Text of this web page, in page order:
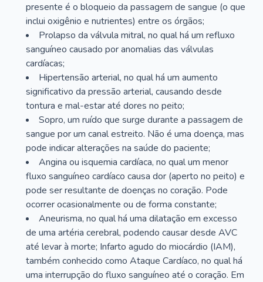
presente é o bloqueio da passagem de sangue (o que
inclui oxigênio e nutrientes) entre os órgãos;
Prolapso da válvula mitral, no qual há um refluxo
sanguíneo causado por anomalias das válvulas
cardíacas;
Hipertensão arterial, no qual há um aumento
significativo da pressão arterial, causando desde
tontura e mal-estar até dores no peito;
Sopro, um ruído que surge durante a passagem de
sangue por um canal estreito. Não é uma doença, mas
pode indicar alterações na saúde do paciente;
Angina ou isquemia cardíaca, no qual um menor
fluxo sanguíneo cardíaco causa dor (aperto no peito) e
pode ser resultante de doenças no coração. Pode
ocorrer ocasionalmente ou de forma constante;
Aneurisma, no qual há uma dilatação em excesso
de uma artéria cerebral, podendo causar desde AVC
até levar à morte; Infarto agudo do miocárdio (IAM),
também conhecido como Ataque Cardíaco, no qual há
uma interrupção do fluxo sanguíneo até o coração. Em